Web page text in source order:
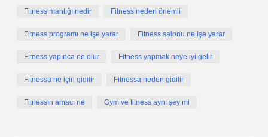
Fitness mantığı nedir Fitness neden önemli
Fitness programı ne işe yarar Fitness salonu ne işe yarar
Fitness yapınca ne olur Fitness yapmak neye iyi gelir
Fitnessa ne için gidilir Fitnessa neden gidilir
Fitnessın amacı ne Gym ve fitness aynı şey mi